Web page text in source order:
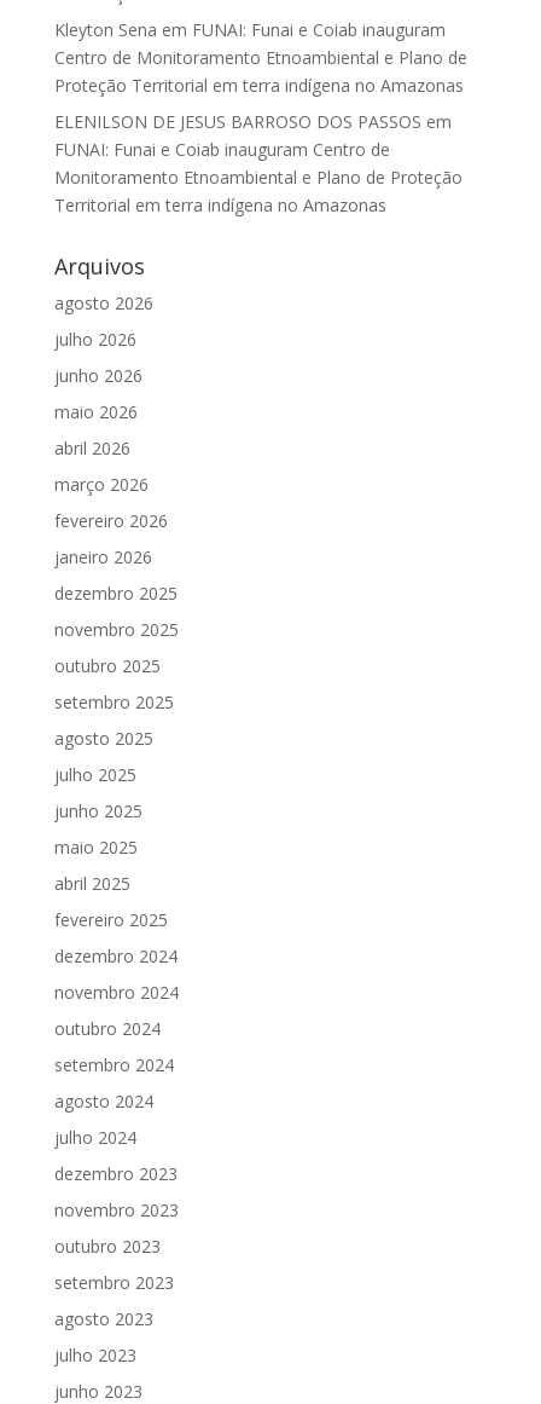
Kleyton Sena em FUNAI: Funai e Coiab inauguram
Centro de Monitoramento Etnoambiental e Plano de
Proteção Territorial em terra indígena no Amazonas
ELENILSON DE JESUS BARROSO DOS PASSOS em
FUNAI: Funai e Coiab inauguram Centro de
Monitoramento Etnoambiental e Plano de Proteção
Territorial em terra indígena no Amazonas
Arquivos
agosto 2026
julho 2026
junho 2026
maio 2026
abril 2026
março 2026
fevereiro 2026
janeiro 2026
dezembro 2025
novembro 2025
outubro 2025
setembro 2025
agosto 2025
julho 2025
junho 2025
maio 2025
abril 2025
fevereiro 2025
dezembro 2024
novembro 2024
outubro 2024
setembro 2024
agosto 2024
julho 2024
dezembro 2023
novembro 2023
outubro 2023
setembro 2023
agosto 2023
julho 2023
junho 2023